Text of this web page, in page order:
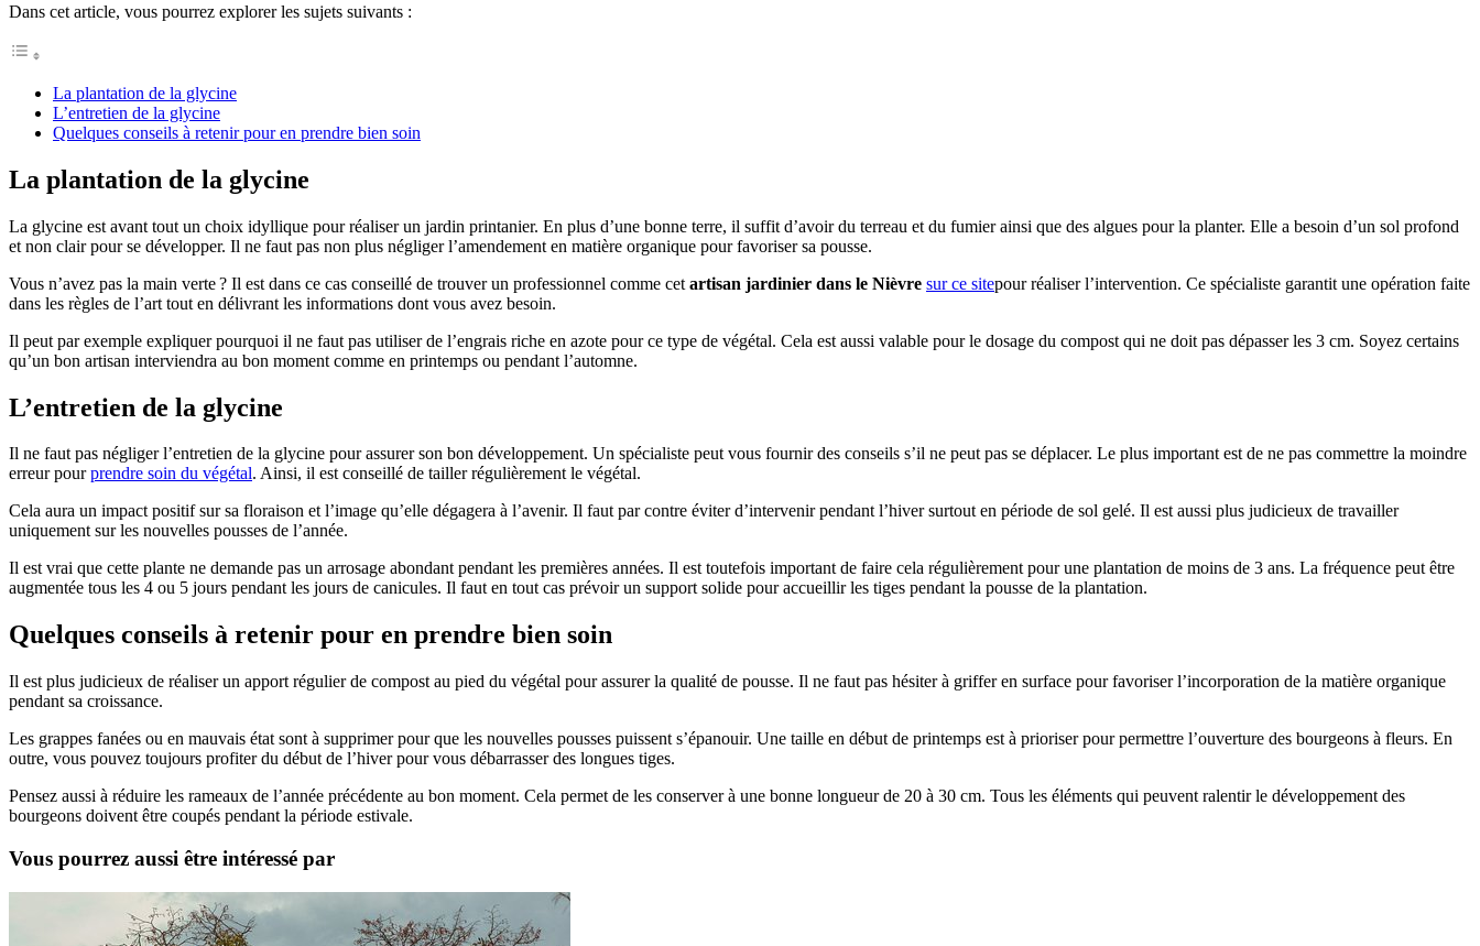
Dans cet article, vous pourrez explorer les sujets suivants :
La plantation de la glycine
L’entretien de la glycine
Quelques conseils à retenir pour en prendre bien soin
La plantation de la glycine
La glycine est avant tout un choix idyllique pour réaliser un jardin printanier. En plus d’une bonne terre, il suffit d’avoir du terreau et du fumier ainsi que des algues pour la planter. Elle a besoin d’un sol profond
et non clair pour se développer. Il ne faut pas non plus négliger l’amendement en matière organique pour favoriser sa pousse.
Vous n’avez pas la main verte ? Il est dans ce cas conseillé de trouver un professionnel comme cet artisan jardinier dans le Nièvre sur ce sitepour réaliser l’intervention. Ce spécialiste garantit une opération faite
dans les règles de l’art tout en délivrant les informations dont vous avez besoin.
Il peut par exemple expliquer pourquoi il ne faut pas utiliser de l’engrais riche en azote pour ce type de végétal. Cela est aussi valable pour le dosage du compost qui ne doit pas dépasser les 3 cm. Soyez certains
qu’un bon artisan interviendra au bon moment comme en printemps ou pendant l’automne.
L’entretien de la glycine
Il ne faut pas négliger l’entretien de la glycine pour assurer son bon développement. Un spécialiste peut vous fournir des conseils s’il ne peut pas se déplacer. Le plus important est de ne pas commettre la moindre
erreur pourprendre soin du végétal. Ainsi, il est conseillé de tailler régulièrement le végétal.
Cela aura un impact positif sur sa floraison et l’image qu’elle dégagera à l’avenir. Il faut par contre éviter d’intervenir pendant l’hiver surtout en période de sol gelé. Il est aussi plus judicieux de travailler
uniquement sur les nouvelles pousses de l’année.
Il est vrai que cette plante ne demande pas un arrosage abondant pendant les premières années. Il est toutefois important de faire cela régulièrement pour une plantation de moins de 3 ans. La fréquence peut être
augmentée tous les 4 ou 5 jours pendant les jours de canicules. Il faut en tout cas prévoir un support solide pour accueillir les tiges pendant la pousse de la plantation.
Quelques conseils à retenir pour en prendre bien soin
Il est plus judicieux de réaliser un apport régulier de compost au pied du végétal pour assurer la qualité de pousse. Il ne faut pas hésiter à griffer en surface pour favoriser l’incorporation de la matière organique
pendant sa croissance.
Les grappes fanées ou en mauvais état sont à supprimer pour que les nouvelles pousses puissent s’épanouir. Une taille en début de printemps est à prioriser pour permettre l’ouverture des bourgeons à fleurs. En
outre, vous pouvez toujours profiter du début de l’hiver pour vous débarrasser des longues tiges.
Pensez aussi à réduire les rameaux de l’année précédente au bon moment. Cela permet de les conserver à une bonne longueur de 20 à 30 cm. Tous les éléments qui peuvent ralentir le développement des
bourgeons doivent être coupés pendant la période estivale.
Vous pourrez aussi être intéressé par